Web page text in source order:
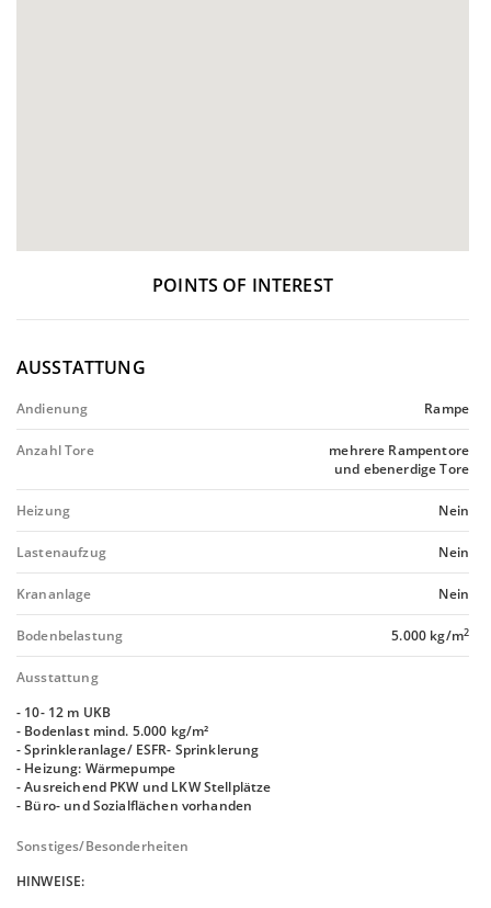
POINTS OF INTEREST
AUSSTATTUNG
Andienung Rampe
Anzahl Tore
mehrere Rampentore
und ebenerdige Tore
Heizung Nein
Lastenaufzug Nein
Krananlage Nein
Bodenbelastung 5.000 kg/m2
Ausstattung
- 10- 12 m UKB
- Bodenlast mind. 5.000 kg/m²
- Sprinkleranlage/ ESFR- Sprinklerung
- Heizung: Wärmepumpe
- Ausreichend PKW und LKW Stellplätze
- Büro- und Sozialflächen vorhanden
Sonstiges/Besonderheiten
HINWEISE: